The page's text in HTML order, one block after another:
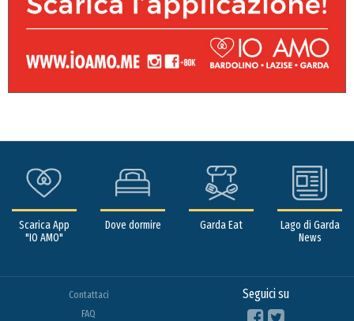
Scarica App
"IO AMO"
Dove dormire Garda Eat
Lago di Garda
News
Contattaci
FAQ
Seguici su